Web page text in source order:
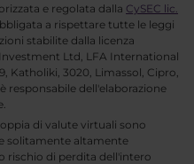
e regolata dalla CySEC lic.
a rispettare tutte le leggi
stabilite dalla licenza
Investment Ltd, LFA International
Katholiki, 3020, Limassol, Cipro,
responsabile dell'elaborazione
di valute virtuali sono
solitamente altamente
rischio di perdita dell'intero